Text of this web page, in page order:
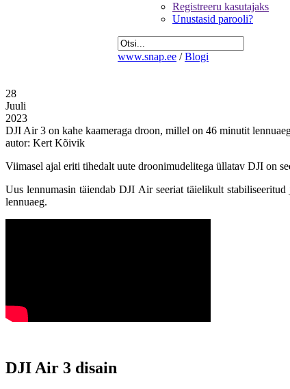
Registreeru kasutajaks
Unustasid parooli?
www.snap.ee / Blogi
28
Juuli
2023
DJI Air 3 on kahe kaameraga droon, millel on 46 minutit
autor: Kert Kõivik
Viimasel ajal eriti tihedalt uute droonimudelitega üllatav DJI on
Uus lennumasin täiendab DJI Air seeriat täielikult
lennuaeg.
DJI Air 3 disain